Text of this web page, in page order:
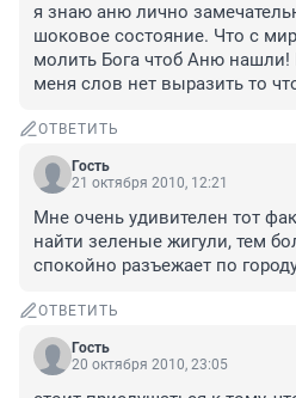
я знаю аню лично
шоковое состояние. Что с
молить Бога чтоб Аню
меня слов нет выразить то
ОТВЕТИТЬ
Гость
21 октября 2010, 12:21
Мне очень удивителен тот
найти зеленые жигули, тем
спокойно разъежает по
ОТВЕТИТЬ
Гость
20 октября 2010, 23:05